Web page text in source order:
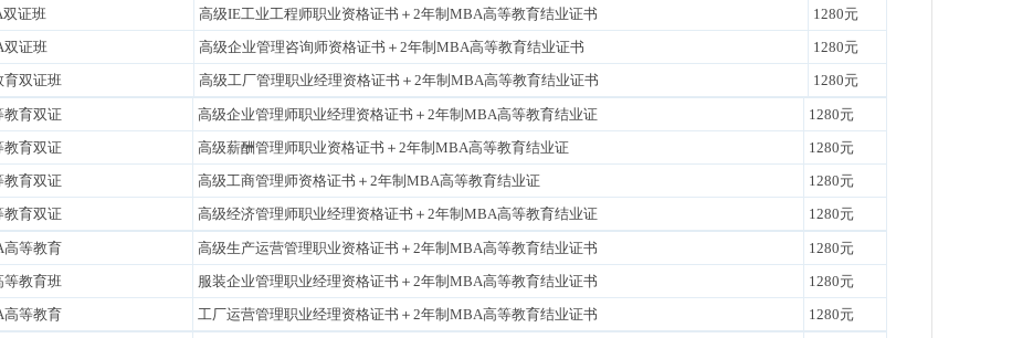
证班 高级IE工业工程师职业资格证书＋2年制MBA高等教育结业证书
1280元
双证班
高级企业管理咨询师资格证书＋2年制MBA高等教育结业证书
1280元
育双证班
高级工厂管理职业经理资格证书＋2年制MBA高等教育结业证书 1280元
育双证 高级企业管理师职业经理资格证书＋2年制MBA高等教育结业证
1280元
育双证 高级薪酬管理师职业资格证书＋2年制MBA高等教育结业证
1280元
育双证 高级工商管理师资格证书＋2年制MBA高等教育结业证
1280元
教育双证
高级经济管理师职业经理资格证书＋2年制MBA高等教育结业证 1280元
高等教育 高级生产运营管理职业资格证书＋2年制MBA高等教育结业证书
1280元
等教育班
服装企业管理职业经理资格证书＋2年制MBA高等教育结业证书
1280元
高等教育
工厂运营管理职业经理资格证书＋2年制MBA高等教育结业证书 1280元